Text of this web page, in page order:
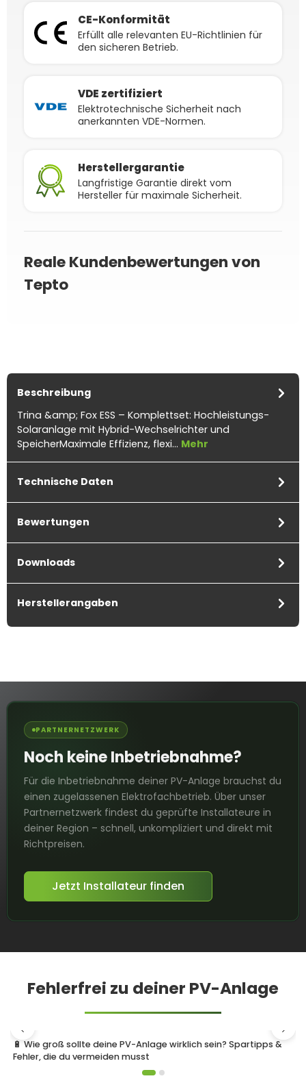
CE-Konformität
Erfüllt alle relevanten EU-Richtlinien für
den sicheren Betrieb.
VDE zertifiziert
Elektrotechnische Sicherheit nach
anerkannten VDE-Normen.
Herstellergarantie
Langfristige Garantie direkt vom
Hersteller für maximale Sicherheit.
Reale Kundenbewertungen von
Tepto
Beschreibung
Trina &amp; Fox ESS – Komplettset: Hochleistungs-
Solaranlage mit Hybrid-Wechselrichter und
SpeicherMaximale Effizienz, flexi… Mehr
Technische Daten
Bewertungen
Downloads
Herstellerangaben
PARTNERNETZWERK
Noch keine Inbetriebnahme?
Für die Inbetriebnahme deiner PV-Anlage brauchst du
einen zugelassenen Elektrofachbetrieb. Über unser
Partnernetzwerk findest du geprüfte Installateure in
deiner Region – schnell, unkompliziert und direkt mit
Richtpreisen.
Jetzt Installateur finden
Fehlerfrei zu deiner PV-Anlage
🔋 Wie groß sollte deine PV-Anlage wirklich sein? Spartipps &
Fehler, die du vermeiden musst